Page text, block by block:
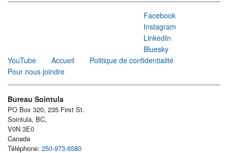
Facebook
Instagram
LinkedIn
Bluesky
YouTube
Accueil
Politique de confidentialité
Pour nous joindre
Bureau Sointula
PO Box 320, 235 First St.
Sointula, BC,
V0N 3E0
Canada
Téléphone: 250-973-6580